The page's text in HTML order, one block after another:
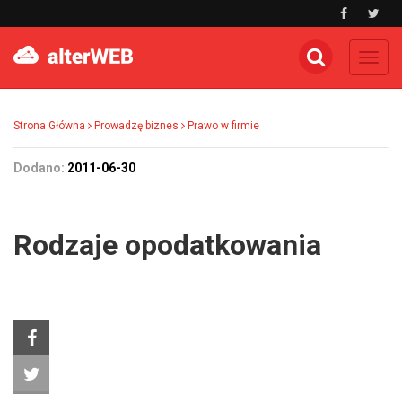
Strona Główna Prowadzę biznes Prawo w firmie
Dodano: 2011-06-30
Rodzaje opodatkowania